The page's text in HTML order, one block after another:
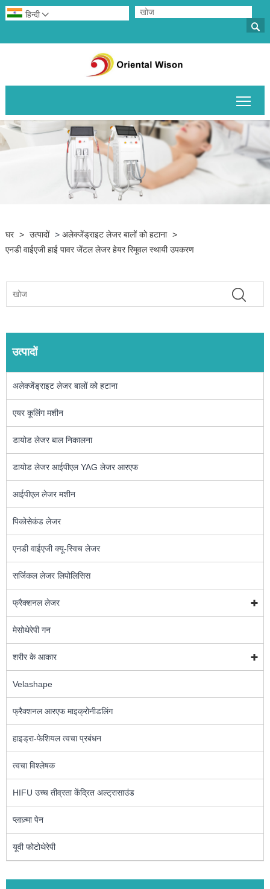

हिन्दी 
घर > उत्पादों > अलेक्जेंड्राइट लेजर बालों को हटाना >
एनडी वाईएजी हाई पावर जेंटल लेजर हेयर रिमूवल स्थायी उपकरण
उत्पादों
अलेक्जेंड्राइट लेजर बालों को हटाना
एयर कूलिंग मशीन
डायोड लेजर बाल निकालना
डायोड लेजर आईपीएल YAG लेजर आरएफ
आईपीएल लेजर मशीन
पिकोसेकंड लेजर
एनडी वाईएजी क्यू-स्विच लेजर
सर्जिकल लेजर लिपोलिसिस
फ्रैक्शनल लेजर
मेसोथेरेपी गन
शरीर के आकार
Velashape
फ्रैक्शनल आरएफ माइक्रोनीडलिंग
हाइड्रा-फेशियल त्वचा प्रबंधन
त्वचा विश्लेषक
HIFU उच्च तीव्रता केंद्रित अल्ट्रासाउंड
प्लाज़्मा पेन
यूवी फोटोथेरेपी